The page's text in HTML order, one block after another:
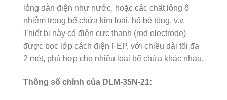
lỏng dẫn điện như nước, hoặc các chất lỏng ô
nhiễm trong bể chứa kim loại, hố bê tông, v.v.
Thiết bị này có điện cực thanh (rod electrode)
được bọc lớp cách điện FEP, với chiều dài tối đa
2 mét, phù hợp cho nhiều loại bể chứa khác nhau.
Thông số chính của DLM-35N-21: